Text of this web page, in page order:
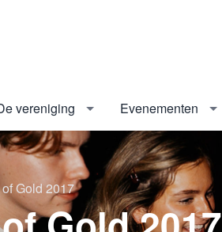
vereniging Evenementen
Gold 2017